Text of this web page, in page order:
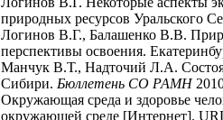
природных ресурсов Уральского
Логинов В.Г., Балашенко В.В.
перспективы освоения.
Манчук В.Т., Надточий Л.А.
Сибири. Бюллетень СО РАМН
Окружающая среда и здоровье
окружающей среде [Интернет].